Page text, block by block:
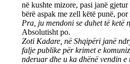
në kushte mizore, pasi janë
bërë aspak me zell këtë punë, por
Pra, ju mendoni se duhet të ketë
Absolutisht po.
Zoti Kadare, në Shqipëri janë
falje publike për krimet e
nderuar dhe u ka dhënë vendin